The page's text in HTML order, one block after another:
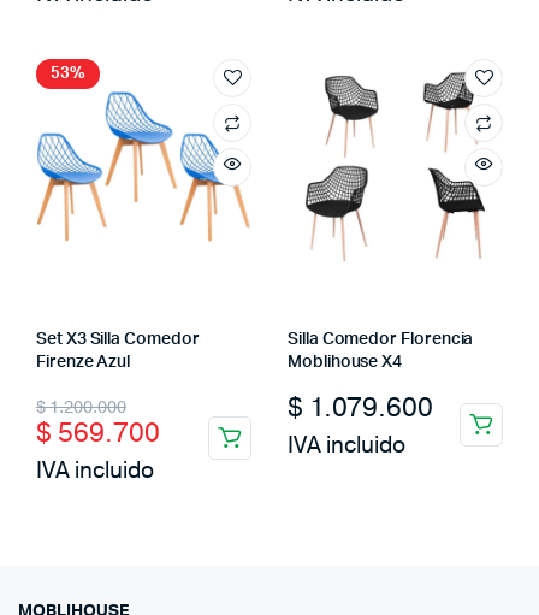
53%
Set X3 Silla Comedor
Firenze Azul
$1.200.000
Original
price
was:
$ 569.700
Current
price
is:
IVA incluido
Silla Comedor Florencia
Moblihouse X4
$ 1.079.600
IVA incluido
MOBLIHOUSE